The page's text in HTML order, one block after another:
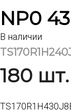
NP0
В наличии
180